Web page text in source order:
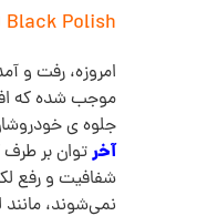
Black Polish:
امروزه، رفت و
موجب شده که
جلوه ی
آخرتوان بر
شفافیت و رفع
نمی‌شوند،